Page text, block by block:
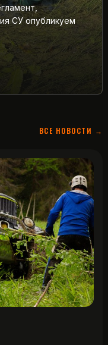
СУ опубликуем
ВСЕ НОВОСТИ →